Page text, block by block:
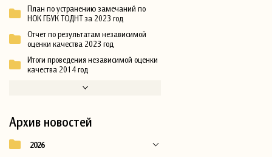
План по устранению замечаний по
НОК ГБУК ТОДНТ за 2023 год
Отчет по результатам независимой
оценки качества 2023 год
Итоги проведения независимой оценки
качества 2014 год
Архив новостей
2026